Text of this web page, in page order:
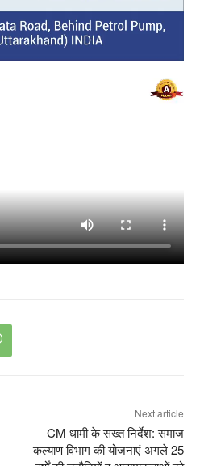
Next article
CM धामी के सख्त निर्देश: समाज
कल्याण विभाग की योजनाएं अगले 25